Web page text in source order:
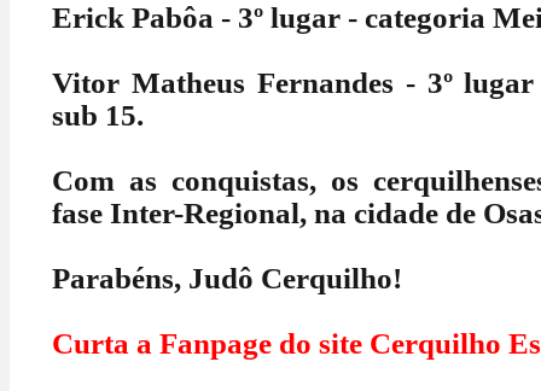
Erick Pabôa - 3º lugar - categoria
Vitor Matheus Fernandes - 3º
sub 15.
Com as conquistas, os
fase Inter-Regional, na cidade de
Parabéns, Judô Cerquilho!
Curta a Fanpage do site Cerquilho